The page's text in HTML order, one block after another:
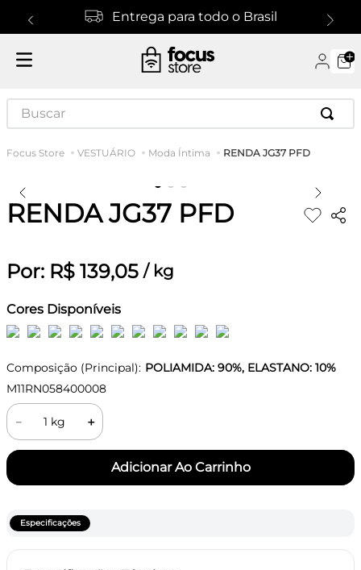
Entrega para todo o Brasil
Buscar
VESTUÁRIO Moda Íntima RENDA JG37 PFD
RENDA JG37 PFD
Por: R$ 139,05 / kg
Cores Disponíveis
Composição (Principal): POLIAMIDA: 90%, ELASTANO: 10%
M11RN058400008
＋
－
Especificações